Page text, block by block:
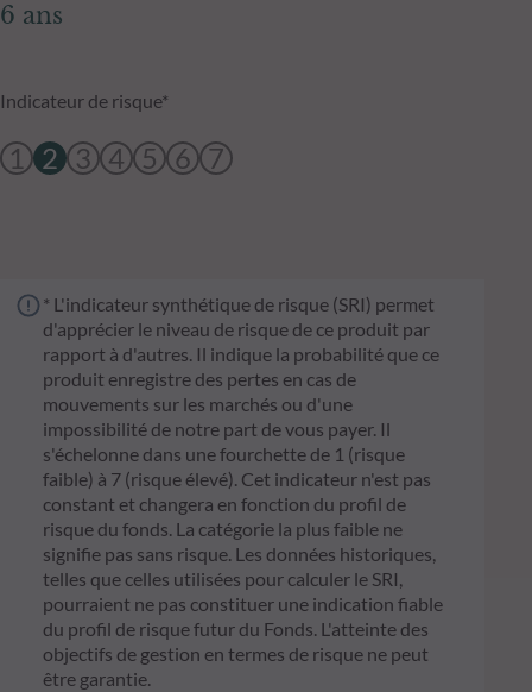
6 ans
Indicateur de risque*
1 2 3 4 5 6 7
* L'indicateur synthétique de risque (SRI) permet
d'apprécier le niveau de risque de ce produit par
rapport à d'autres. Il indique la probabilité que ce
produit enregistre des pertes en cas de
mouvements sur les marchés ou d'une
impossibilité de notre part de vous payer. Il
s'échelonne dans une fourchette de 1 (risque
faible) à 7 (risque élevé). Cet indicateur n'est pas
constant et changera en fonction du profil de
risque du fonds. La catégorie la plus faible ne
signifie pas sans risque. Les données historiques,
telles que celles utilisées pour calculer le SRI,
pourraient ne pas constituer une indication fiable
du profil de risque futur du Fonds. L'atteinte des
objectifs de gestion en termes de risque ne peut
être garantie.